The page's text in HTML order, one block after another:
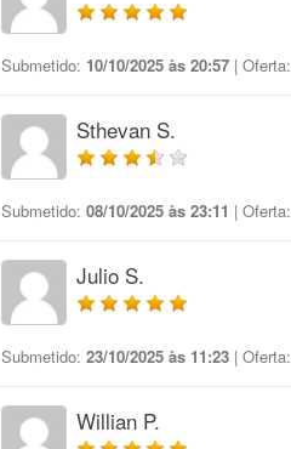
Submetido: 10/10/2025 às 20:57 | Oferta:
Sthevan S.
Submetido: 08/10/2025 às 23:11 | Oferta:
Julio S.
Submetido: 23/10/2025 às 11:23 | Oferta:
Willian P.